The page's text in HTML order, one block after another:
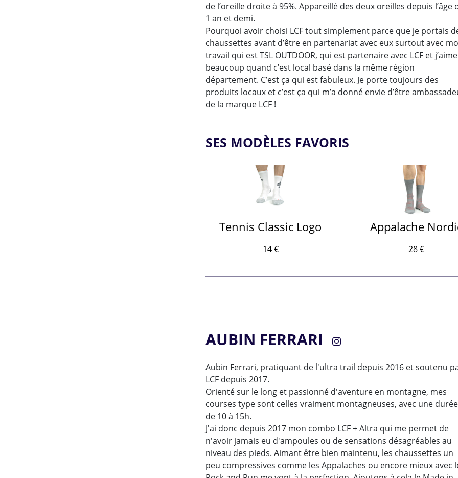
de l’oreille droite à 95%. Appareillé des deux oreilles depuis l’âge
1 an et demi.
Pourquoi avoir choisi LCF tout simplement parce que je portais
chaussettes avant d’être en partenariat avec eux surtout avec
travail qui est TSL OUTDOOR, qui est partenaire avec LCF et j’aime
beaucoup quand c’est local basé dans la même région
département. C’est ça qui est fabuleux. Je porte toujours des
produits locaux et c’est ça qui m’a donné envie d’être
de la marque LCF !
SES MODÈLES FAVORIS
Tennis Classic Logo
14 €
Appalache
28 €
AUBIN FERRARI
Aubin Ferrari, pratiquant de l'ultra trail depuis 2016 et soutenu
LCF depuis 2017.
Orienté sur le long et passionné d'aventure en montagne, mes
courses type sont celles vraiment montagneuses, avec une durée
de 10 à 15h.
J'ai donc depuis 2017 mon combo LCF + Altra qui me permet de
n'avoir jamais eu d'ampoules ou de sensations désagréables au
niveau des pieds. Aimant être bien maintenu, les chaussettes un
peu compressives comme les Appalaches ou encore mieux avec